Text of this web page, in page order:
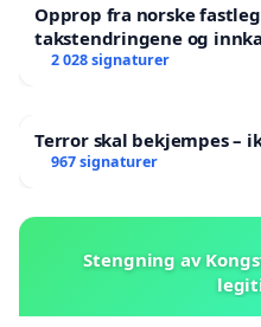
Opprop fra norske
takstendringene og
landsråd
2 028 signaturer
Terror skal bekjempes –
967 signaturer
Stengning av